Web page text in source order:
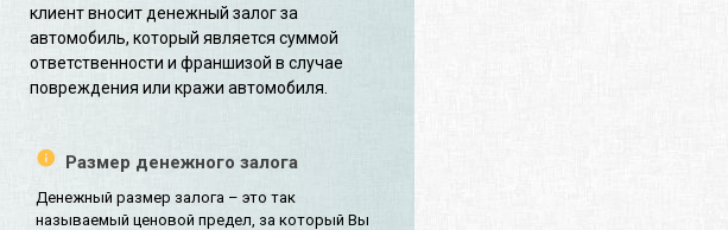
клиент вносит денежный залог за
автомобиль, который является суммой
ответственности и франшизой в случае
повреждения или кражи автомобиля.
Размер денежного залога
Денежный размер залога – это так
называемый ценовой предел, за который Вы